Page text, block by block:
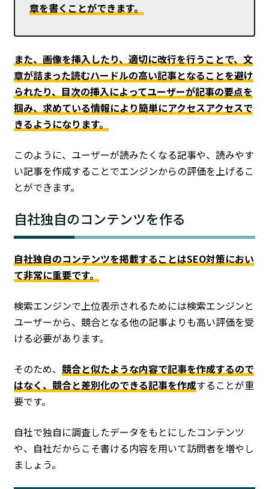
章を書くことができます。
また、画像を挿入したり、適切に改行を行うことで、文
章が詰まった読むハードルの高い記事となることを避け
られたり、目次の挿入によってユーザーが記事の要点を
掴み、求めている情報により簡単にアクセスアクセスで
きるようになります。
このように、ユーザーが読みたくなる記事や、読みやす
い記事を作成することでエンジンからの評価を上げるこ
とができます。
自社独自のコンテンツを作る
自社独自のコンテンツを掲載することはSEO対策におい
て非常に重要です。
検索エンジンで上位表示されるためには検索エンジンと
ユーザーから、競合となる他の記事よりも高い評価を受
ける必要があります。
そのため、 競合と似たような内容で記事を作成するので
はなく、競合と差別化のできる記事を作成することが重
要です。
自社で独自に調査したデータをもとにしたコンテンツ
や、自社だからこそ書ける内容を用いて訪問者を増やし
ましょう。